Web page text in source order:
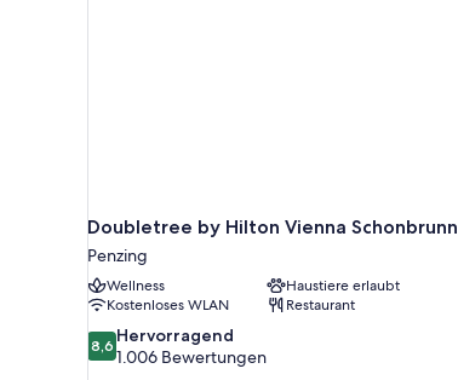
Doubletree by Hilton Vienna Schonbrunn
Penzing
Wellness
Haustiere erlaubt
Kostenloses WLAN
Restaurant
8.6
von
8,6 Hervorragend
1.006 Bewertungen